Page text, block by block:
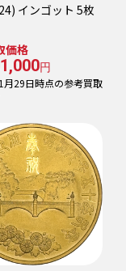
インゴット 5枚
価格
円
月29日時点の参考買取